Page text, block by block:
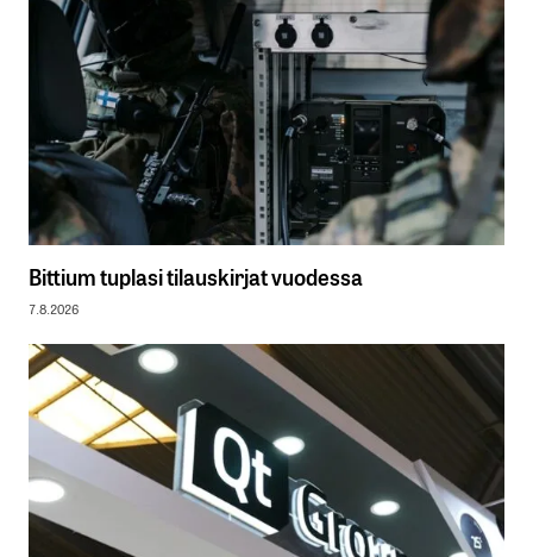
Bittium tuplasi tilauskirjat vuodessa
7.8.2026